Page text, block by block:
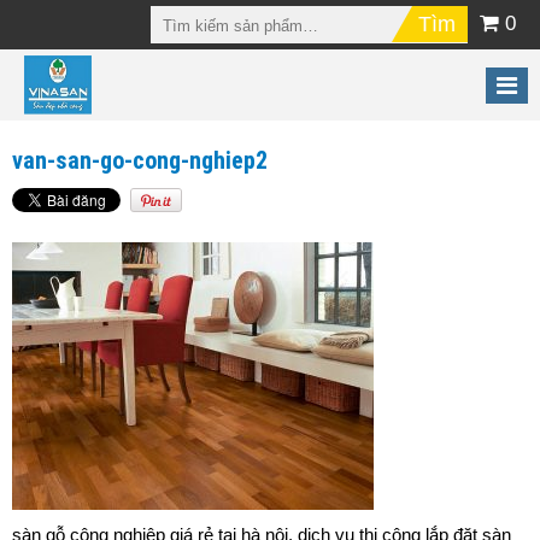
0
van-san-go-cong-nghiep2
sàn gỗ công nghiệp giá rẻ tại hà nội, dịch vụ thi công lắp đặt sàn